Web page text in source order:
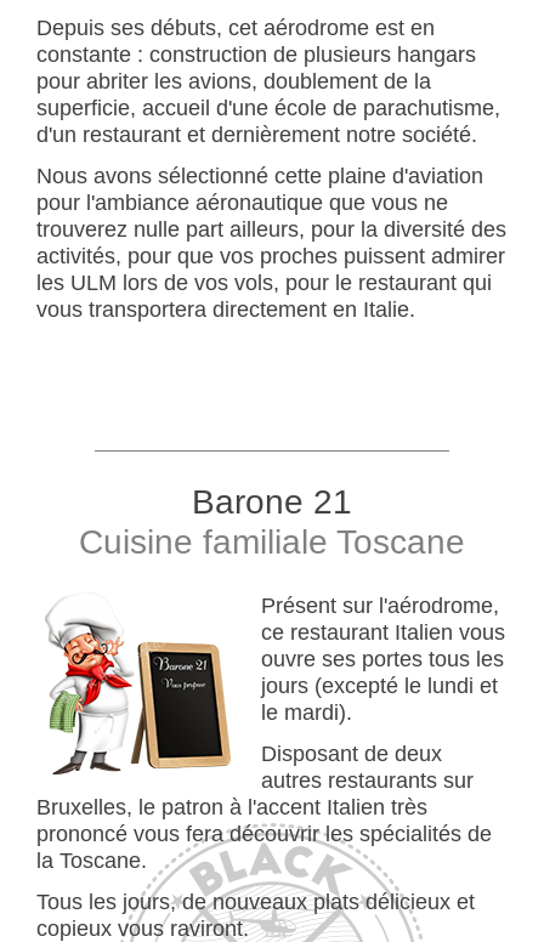
Depuis ses débuts, cet aérodrome est en
constante : construction de plusieurs hangars
pour abriter les avions, doublement de la
superficie, accueil d'une école de parachutisme,
d'un restaurant et dernièrement notre société.
Nous avons sélectionné cette plaine d'aviation
pour l'ambiance aéronautique que vous ne
trouverez nulle part ailleurs, pour la diversité des
activités, pour que vos proches puissent admirer
les ULM lors de vos vols, pour le restaurant qui
vous transportera directement en Italie.
Barone 21
Cuisine familiale Toscane
Présent sur l'aérodrome,
ce restaurant Italien vous
ouvre ses portes tous les
jours (excepté le lundi et
le mardi).
Disposant de deux
autres restaurants sur
Bruxelles, le patron à l'accent Italien très
prononcé vous fera découvrir les spécialités de
la Toscane.
Tous les jours, de nouveaux plats délicieux et
copieux vous raviront.